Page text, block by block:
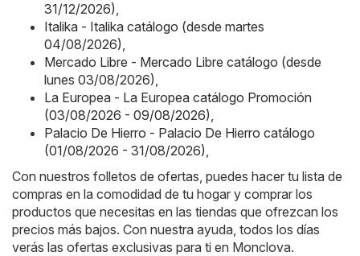
31/12/2026),
Italika - Italika catálogo (desde martes
04/08/2026),
Mercado Libre - Mercado Libre catálogo (desde
lunes 03/08/2026),
La Europea - La Europea catálogo Promoción
(03/08/2026 - 09/08/2026),
Palacio De Hierro - Palacio De Hierro catálogo
(01/08/2026 - 31/08/2026),
Con nuestros folletos de ofertas, puedes hacer tu lista de
compras en la comodidad de tu hogar y comprar los
productos que necesitas en las tiendas que ofrezcan los
precios más bajos. Con nuestra ayuda, todos los días
verás las ofertas exclusivas para ti en Monclova.